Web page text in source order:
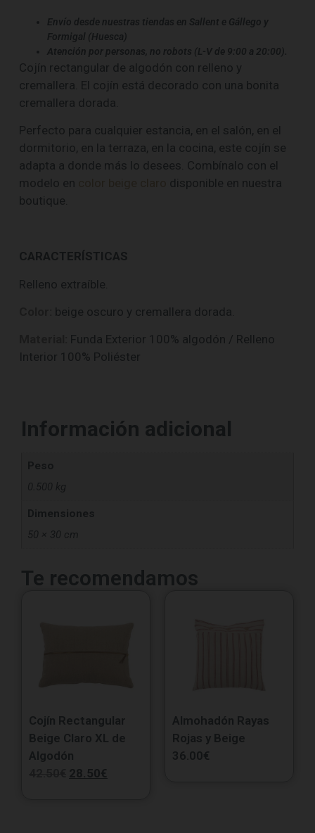
Envío desde nuestras tiendas en Sallent e Gállego y
Formigal (Huesca)
Atención por personas, no robots (L-V de 9:00 a 20:00).
Cojín rectangular de algodón con relleno y
cremallera. El cojín está decorado con una bonita
cremallera dorada.
Perfecto para cualquier estancia, en el salón, en el
dormitorio, en la terraza, en la cocina, este cojín se
adapta a donde más lo desees. Combínalo con el
modelo en
disponible en nuestra
boutique.
CARACTERÍSTICAS
Relleno extraíble.
beige oscuro y cremallera dorada.
Funda Exterior 100% algodón / Relleno
Interior 100% Poliéster
Información adicional
Dimensiones
50 × 30 cm
Te recomendamos
Cojín Rectangular
Beige Claro XL de
Algodón
28.50€
Almohadón Rayas
Rojas y Beige
36.00€